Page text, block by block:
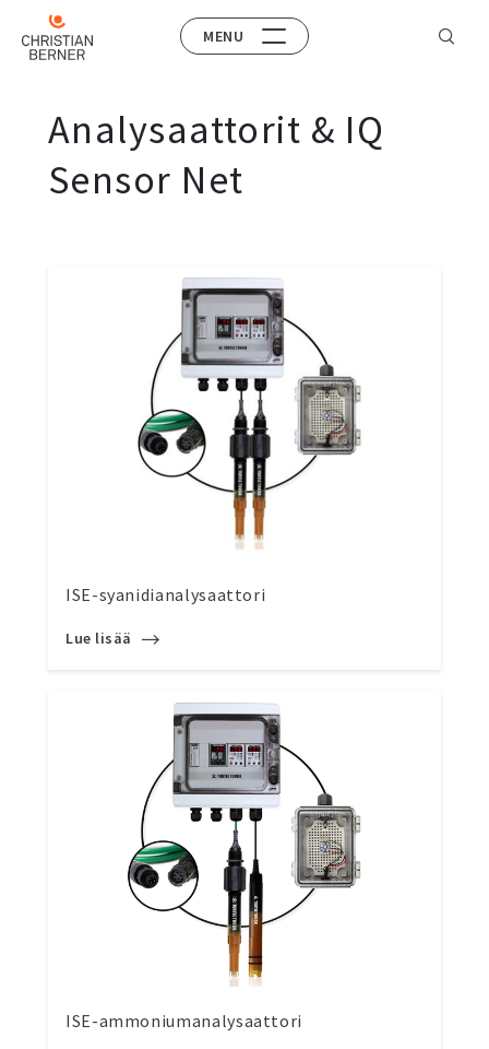
MENU
Analysaattorit & IQ
Sensor Net
ISE-syanidianalysaattori
Lue lisää
ISE-ammoniumanalysaattori